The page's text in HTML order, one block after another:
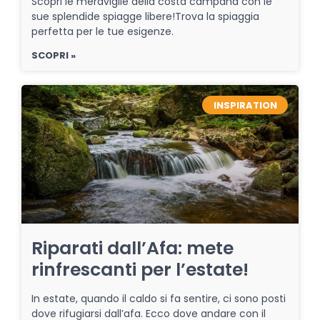
sue splendide spiagge libere!Trova la spiaggia
perfetta per le tue esigenze.
SCOPRI »
INSPIRATION
Riparati dall’Afa: mete
rinfrescanti per l’estate!
In estate, quando il caldo si fa sentire, ci sono posti
dove rifugiarsi dall’afa. Ecco dove andare con il